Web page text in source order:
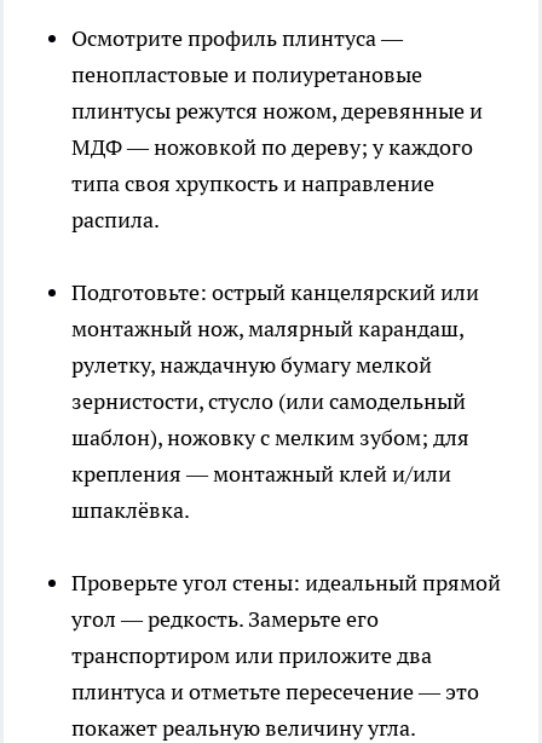
Осмотрите профиль плинтуса —
пенопластовые и полиуретановые
плинтусы режутся ножом, деревянные и
МДФ — ножовкой по дереву; у каждого
типа своя хрупкость и направление
распила.
Подготовьте: острый канцелярский или
монтажный нож, малярный карандаш,
рулетку, наждачную бумагу мелкой
зернистости, стусло (или самодельный
шаблон), ножовку с мелким зубом; для
крепления — монтажный клей и/или
шпаклёвка.
Проверьте угол стены: идеальный прямой
угол — редкость. Замерьте его
транспортиром или приложите два
плинтуса и отметьте пересечение — это
покажет реальную величину угла.